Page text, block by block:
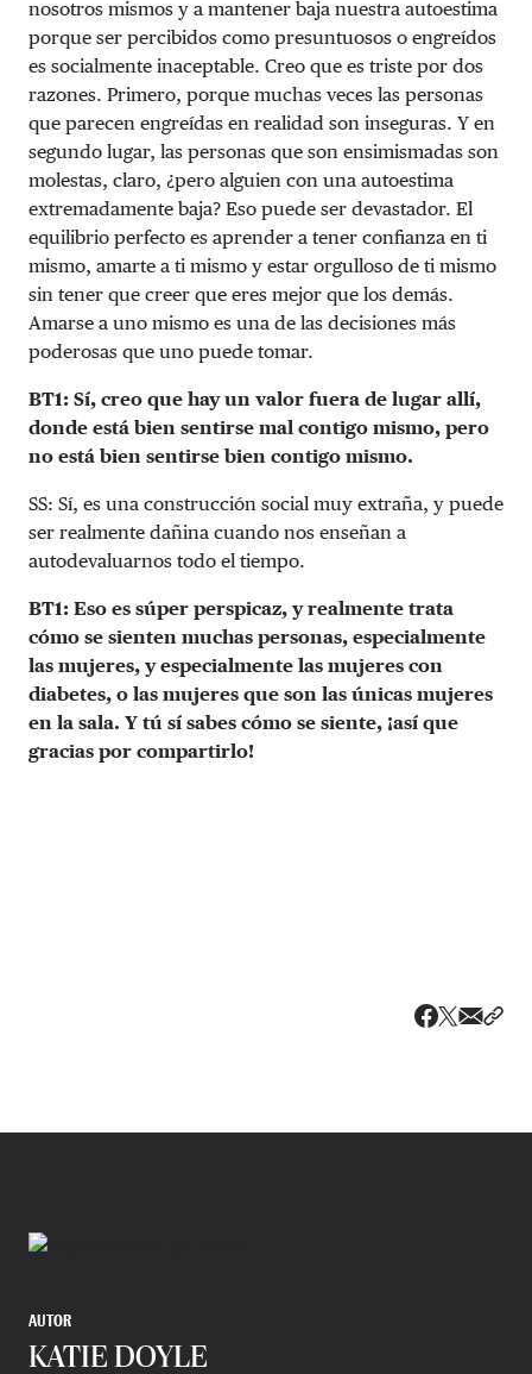
nosotros mismos y a mantener baja nuestra autoestima
porque ser percibidos como presuntuosos o engreídos
es socialmente inaceptable. Creo que es triste por dos
razones. Primero, porque muchas veces las personas
que parecen engreídas en realidad son inseguras. Y en
segundo lugar, las personas que son ensimismadas son
molestas, claro, ¿pero alguien con una autoestima
extremadamente baja? Eso puede ser devastador. El
equilibrio perfecto es aprender a tener confianza en ti
mismo, amarte a ti mismo y estar orgulloso de ti mismo
sin tener que creer que eres mejor que los demás.
Amarse a uno mismo es una de las decisiones más
poderosas que uno puede tomar.
BT1: Sí, creo que hay un valor fuera de lugar allí,
donde está bien sentirse mal contigo mismo, pero
no está bien sentirse bien contigo mismo.
SS: Sí, es una construcción social muy extraña, y puede
ser realmente dañina cuando nos enseñan a
autodevaluarnos todo el tiempo.
BT1: Eso es súper perspicaz, y realmente trata
cómo se sienten muchas personas, especialmente
las mujeres, y especialmente las mujeres con
diabetes, o las mujeres que son las únicas mujeres
en la sala. Y tú sí sabes cómo se siente, ¡así que
gracias por compartirlo!
AUTOR
KATIE DOYLE